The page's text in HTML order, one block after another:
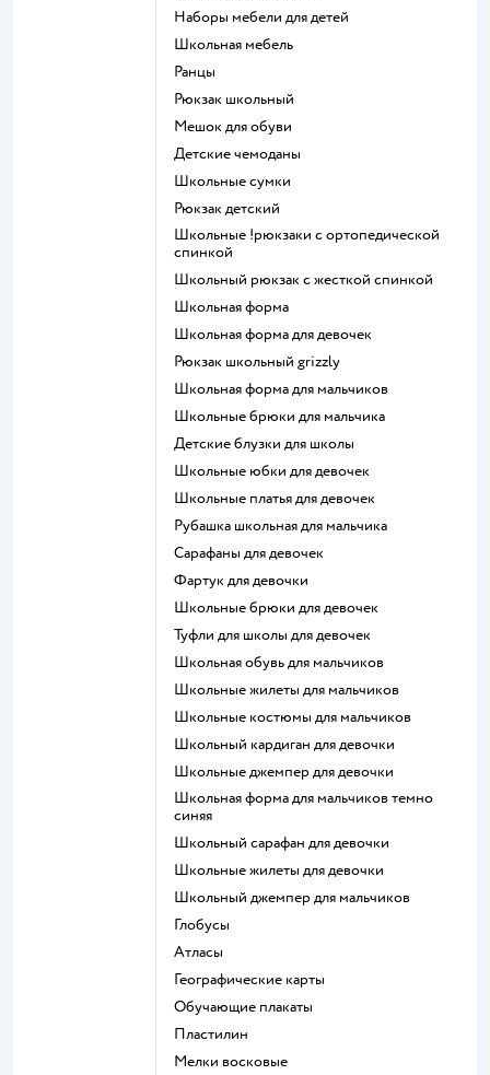
Наборы мебели для детей
Школьная мебель
Ранцы
Рюкзак школьный
Мешок для обуви
Детские чемоданы
Школьные сумки
Рюкзак детский
Школьные !рюкзаки с ортопедической
спинкой
Школьный рюкзак с жесткой спинкой
Школьная форма
Школьная форма для девочек
Рюкзак школьный grizzly
Школьная форма для мальчиков
Школьные брюки для мальчика
Детские блузки для школы
Школьные юбки для девочек
Школьные платья для девочек
Рубашка школьная для мальчика
Сарафаны для девочек
Фартук для девочки
Школьные брюки для девочек
Туфли для школы для девочек
Школьная обувь для мальчиков
Школьные жилеты для мальчиков
Школьные костюмы для мальчиков
Школьный кардиган для девочки
Школьные джемпер для девочки
Школьная форма для мальчиков темно
синяя
Школьный сарафан для девочки
Школьные жилеты для девочки
Школьный джемпер для мальчиков
Глобусы
Атласы
Географические карты
Обучающие плакаты
Пластилин
Мелки восковые